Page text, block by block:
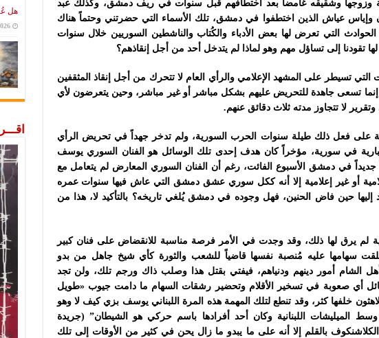
وزوجها وشقيقه غامضاً بعد اختطافهم قبل سنوات في ريف دمشق، وكذلك عبد
وإياس عياش الذين اختطفوا في دمشق، تلك الأسماء التي حضرتني وحتماً هناك
الحوادث التي تعرض لها بعض الأدباء والكُتاب والناشطين السوريين خلال سنوات
لها تقودنا إلى تساؤل مهم وهو لماذا لم يتدخل أحد من أجل إنقاذهم؟
التي تسيطر على المشهد الإعلامي والرأي العام لا تتحرك من أجل إنقاذ المثقفين
إنما تسعى جاهدة للتحريض عليهم بشكل مباشر أو غير مباشر، وحين يتعرضون لأي
لا تتجاوز مدته ثلاث دقائق عنهم.
على فعل ذلك طيلة سنوات الحرب السورية، ولم تدخر جهداً في تحريض الرأي
في سورية، مؤخراً كان هدف إحدى تلك الوسائل هو الفنان السوري يوسف
في دمشق الأسبوع الفائت، رغم أن الفنان السوري المعارض لم يتعامل مع
أو غير إعلامية إلا أنه ككل سوري عشق دمشق التي عاش فيها سنوات عمره
إليها حين فاض الحنين، فهل وجوده في دمشق يُلغي تاريخه؟ بالتأكيد لا، هذا من
لم يرق لها ذلك، وقد وجدت في الأمر فرصة مناسبة للانقضاض على فنان كبير
سهامها عليه مُنصبة نفسها قاضياً للشعب والثورة كأي شيخ جاهل من بدو
أهل الشام أمور دينهم ودنياهم، فيفتي بقتل هذا وصلب ذاك ورجم تلك، ولن تجد
أي صعوبة في تسخير الأقلام وتحضير رشقات السهام ما دامت جيوب «طويل
خلفها كثر، وقد تنطع لتلك المهمة هذه المرة اللبناني يوسف بزي كيف لا وهو
الميليشات اللبنانية وكان أحد أفرادها باسم حركي هو الشيطان” (جريدة
بالقلم إلا أنه على ما يبدو ما زال يحن في كثير من الأوقات إلى تلك
هل